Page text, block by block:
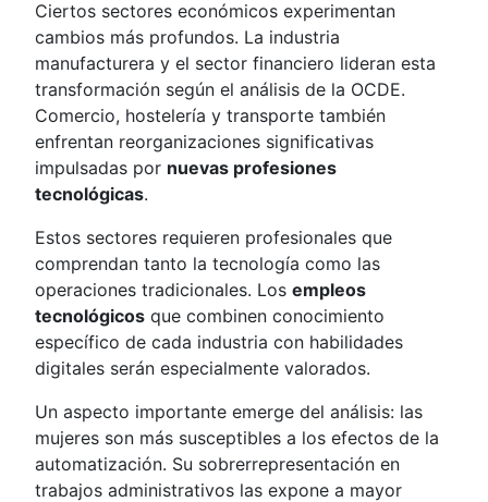
Ciertos sectores económicos experimentan
cambios más profundos. La industria
manufacturera y el sector financiero lideran esta
transformación según el análisis de la OCDE.
Comercio, hostelería y transporte también
enfrentan reorganizaciones significativas
impulsadas por nuevas profesiones
tecnológicas.
Estos sectores requieren profesionales que
comprendan tanto la tecnología como las
operaciones tradicionales. Losempleos
tecnológicos que combinen conocimiento
específico de cada industria con habilidades
digitales serán especialmente valorados.
Un aspecto importante emerge del análisis: las
mujeres son más susceptibles a los efectos de la
automatización. Su sobrerrepresentación en
trabajos administrativos las expone a mayor